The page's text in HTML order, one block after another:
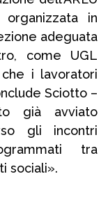
in
adeguata
come UGL
i lavoratori
Sciotto –
già avviato
gli incontri
tra
sociali».